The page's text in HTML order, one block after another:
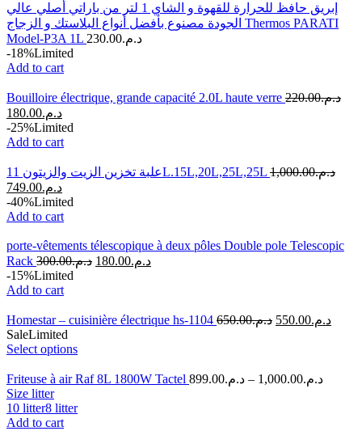
إبريق حافظ للحرارة للقهوة و الشاي 1 لتر من باراتي أصلي عالي
الجودة مصنوع بأفضل أنواع البلاستك و الزجاج Thermos PARATI
Model-P3A 1L
د.م.230.00
-18%Limited
Add to cart
Bouilloire électrique, grande capacité 2.0L haute verre د.م.220.00
د.م.180.00
-25%Limited
Add to cart
علبة تخزين الزيت والزيتون 11L.15L,20L,25L,25L د.م.1,000.00
د.م.749.00
-40%Limited
Add to cart
porte-vêtements télescopique à deux pôles Double pole Telescopic
Rack
د.م.300.00 د.م.180.00
-15%Limited
Add to cart
Homestar – cuisinière électrique hs-1104 د.م.650.00 د.م.550.00
SaleLimited
Select options
Friteuse à air Raf 8L 1800W Tactel د.م.899.00 – د.م.1,000.00
Size litter
10 litter8 litter
Add to cart